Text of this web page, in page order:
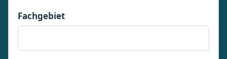
Fachgebiet